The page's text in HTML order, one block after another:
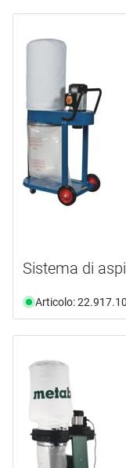
Sistema di
Articolo: